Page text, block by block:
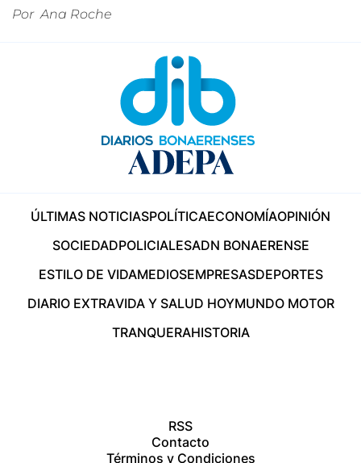
Por Ana Roche
ÚLTIMAS NOTICIASPOLÍTICAECONOMÍAOPINIÓN
SOCIEDADPOLICIALESADN BONAERENSE
ESTILO DE VIDAMEDIOSEMPRESASDEPORTES
DIARIO EXTRAVIDA Y SALUD HOYMUNDO MOTOR
TRANQUERAHISTORIA
RSS
Contacto
Términos y Condiciones